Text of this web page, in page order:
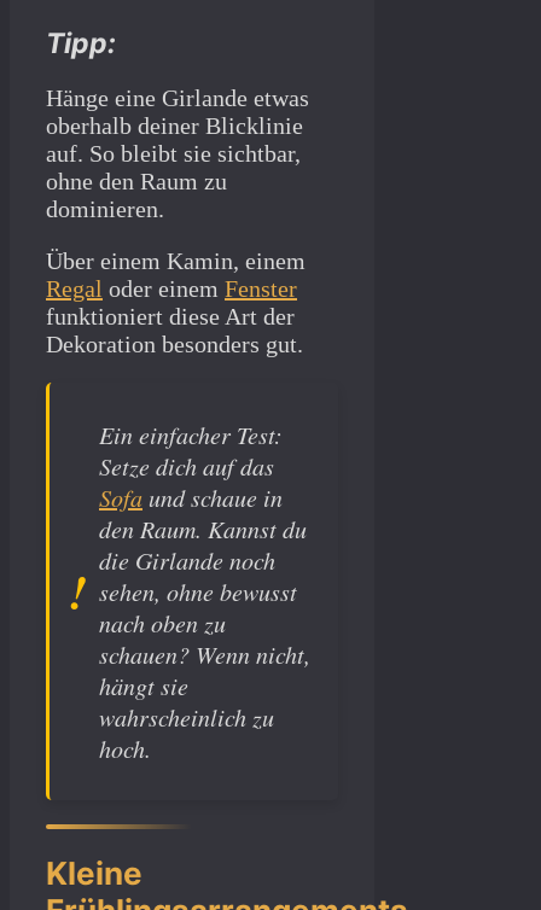
Tipp:
Hänge eine Girlande etwas
oberhalb deiner Blicklinie
auf. So bleibt sie sichtbar,
ohne den Raum zu
dominieren.
Über einem Kamin, einem
Regal oder einem Fenster
funktioniert diese Art der
Dekoration besonders gut.
Ein einfacher Test:
Setze dich auf das
Sofa und schaue in
den Raum. Kannst du
die Girlande noch
sehen, ohne bewusst
nach oben zu
schauen? Wenn nicht,
hängt sie
wahrscheinlich zu
hoch.
Kleine